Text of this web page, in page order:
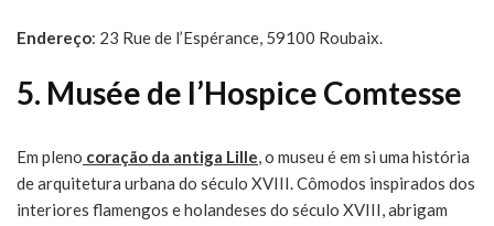
Endereço: 23 Rue de l’Espérance, 59100 Roubaix.
5. Musée de l’Hospice Comtesse
Em pleno coração da antiga Lille, o museu é em si uma história
de arquitetura urbana do século XVIII. Cômodos inspirados dos
interiores flamengos e holandeses do século XVIII, abrigam